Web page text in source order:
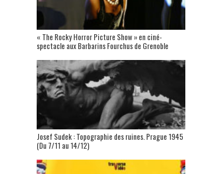
« The Rocky Horror Picture Show » en ciné-
spectacle aux Barbarins Fourchus de Grenoble
Josef Sudek : Topographie des ruines. Prague 1945
(Du 7/11 au 14/12)